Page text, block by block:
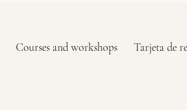
Courses and workshops Tarjeta de